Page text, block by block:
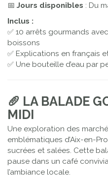
📅 Jours disponibles : Du
Inclus :
✅ 10 arrêts gourmands
boissons
✅ Explications en français
✅ Une bouteille d’eau par
🥖 LA BALADE
MIDI
Une exploration des
emblématiques d’Aix-en-
sucrées et salées. Cette
pause dans un café
l’ambiance locale.